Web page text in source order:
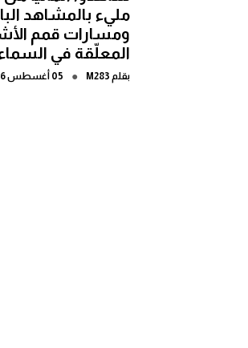
مليء بالمشاهد
ومسارات قمم
المعلّقة في
بقلم M283
● 05 أغسطس 2026